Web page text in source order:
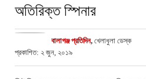
অতিরিক্ত স্পিনার
বালাগঞ্জ প্রতিদিন, খেলাধুলা ডেস্ক
প্রকাশিত: ২ জুন, ২০১৯